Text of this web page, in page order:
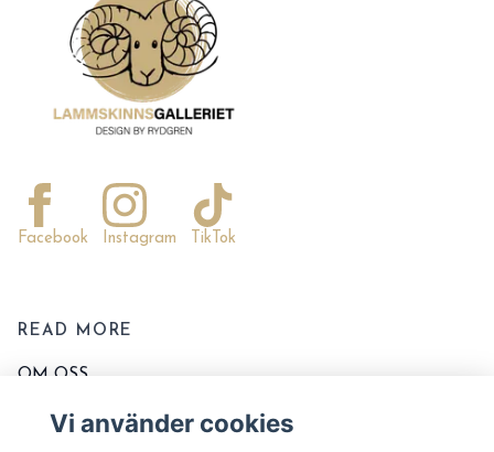
Facebook Instagram TikTok
READ MORE
OM OSS
KONTAKTA OSS
Vi använder cookies